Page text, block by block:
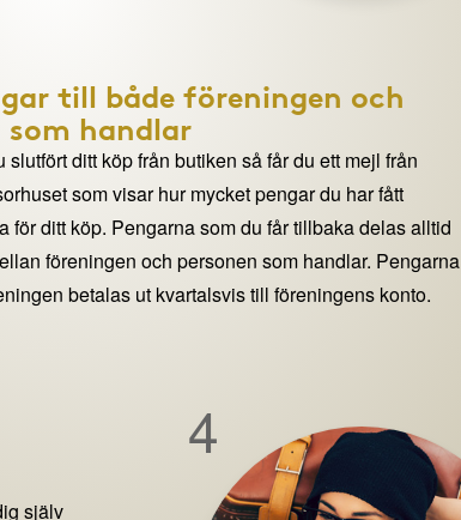
till både föreningen och
som handlar
slutfört ditt köp från butiken så får du ett mejl från
som visar hur mycket pengar du har fått
för ditt köp. Pengarna som du får tillbaka delas alltid
föreningen och personen som handlar. Pengarna
betalas ut kvartalsvis till föreningens konto.
4
själv